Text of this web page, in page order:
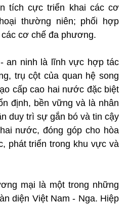
tích cực triển khai các cơ
thường niên; phối hợp
cơ chế đa phương.
an ninh là lĩnh vực hợp tác
trụ cột của quan hệ song
cấp cao hai nước đặc biệt
định, bền vững và là nhân
duy trì sự gắn bó và tin cậy
nước, đóng góp cho hòa
phát triển trong khu vực và
mại là một trong những
diện Việt Nam - Nga. Hiệp